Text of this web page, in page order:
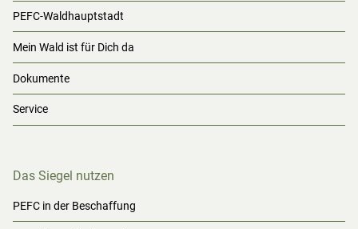
PEFC-Waldhauptstadt
Mein Wald ist für Dich da
Dokumente
Service
Das Siegel nutzen
PEFC in der Beschaffung